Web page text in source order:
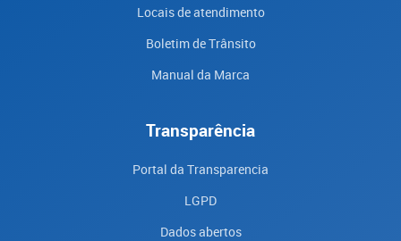
Locais de atendimento
Boletim de Trânsito
Manual da Marca
Transparência
Portal da Transparencia
LGPD
Dados abertos